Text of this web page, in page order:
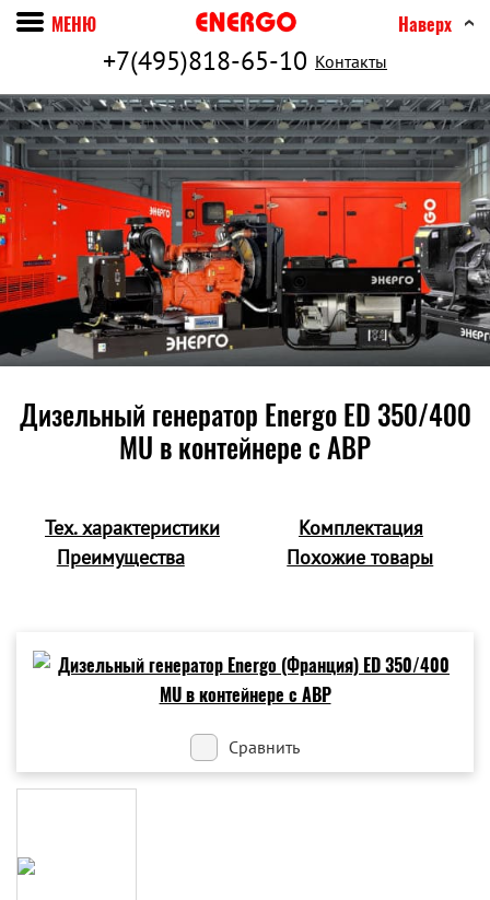
+7(495)818-65-10 Контакты
МЕНЮ Наверх
Дизельный генератор Energo ED 350/400
MU в контейнере c АВР
Тех. характеристики
Комплектация
Преимущества
Похожие товары
Сравнить